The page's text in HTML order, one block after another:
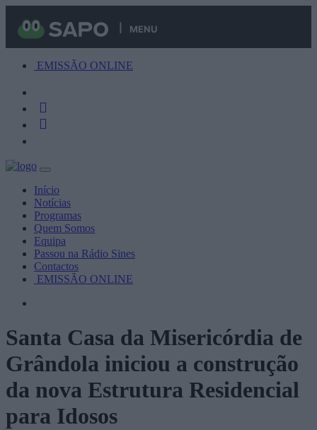
MENU
EMISSÃO ONLINE
Início
Notícias
Programas
Quem Somos
Equipa
Passou na Rádio Sines
Contactos
EMISSÃO ONLINE
Santa Casa da Misericórdia de
Grândola iniciou a construção
da nova Estrutura Residencial
para Idosos